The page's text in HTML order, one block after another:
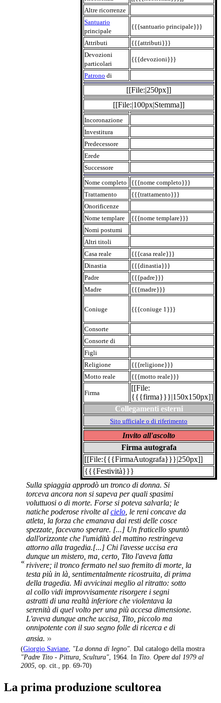
Altre ricorrenze
Santuario
principale
{{{santuario principale}}}
Attributi
{{{attributi}}}
Devozioni
particolari
{{{devozioni}}}
Patrono di
[[File:|250px]]
[[File:|100px|Stemma]]
Incoronazione
Investitura
Predecessore
Erede
Successore
Nome completo
{{{nome completo}}}
Trattamento
{{{trattamento}}}
Onorificenze
Nome templare
{{{nome templare}}}
Nomi postumi
Altri titoli
Casa reale
{{{casa reale}}}
Dinastia
{{{dinastia}}}
Padre
{{{padre}}}
Madre
{{{madre}}}
Coniuge {{{coniuge 1}}}
Consorte
Consorte di
Figli
Religione
{{{religione}}}
Motto reale
{{{motto reale}}}
Firma
[[File:
{{{firma}}}|150x150px]]
Collegamenti esterni
Sito ufficiale o di riferimento
Invito all'ascolto
Firma autografa
[[File:{{{FirmaAutografa}}}|250px]]
{{{Festività}}}
«
Sulla spiaggia approdò un tronco di donna. Si
torceva ancora non si sapeva per quali spasimi
voluttuosi o di morte. Forse si poteva salvarla; le
natiche poderose rivolte al cielo , le reni concave da
atleta, la forza che emanava dai resti delle cosce
spezzate, facevano sperare. [...] Un fraticello spuntò
dall'orizzonte che l'umidità del mattino restringeva
attorno alla tragedia.[...] Chi l'avesse uccisa era
dunque un mistero, ma, certo, Tito l'aveva fatta
rivivere; il tronco fermato nel suo fremito di morte, la
testa più in là, sentimentalmente ricostruita, di prima
della tragedia. Mi avvicinai meglio al ritratto: sotto
al collo vidi improvvisamente risorgere i segni
astratti di una realtà inferiore che violentava la
serenità di quel volto per una più accesa dimensione.
L'aveva dunque anche uccisa, Tito, piccolo ma
onnipotente con il suo segno folle di ricerca e di
ansia. »
(Giorgio Saviane "La donna di legno" . Dal catalogo della mostra
"Padre Tito - Pittura, Scultura" , 1964. In Tito. Opere dal 1979 al
2005 , op. cit., pp. 69-70)
La prima produzione scultorea